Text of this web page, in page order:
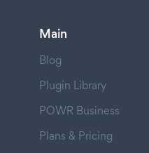
Main
Blog
Plugin Library
POWR Business
Plans & Pricing